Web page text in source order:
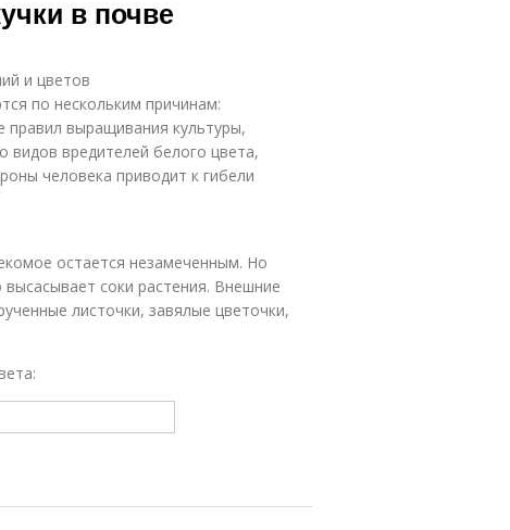
в почве
и цветов
по нескольким причинам:
правил выращивания культуры,
видов вредителей белого цвета,
человека приводит к гибели
остается незамеченным. Но
соки растения. Внешние
листочки, завялые цветочки,